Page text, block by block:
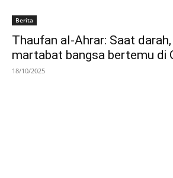
Berita
Thaufan al-Ahrar: Saat
martabat bangsa bertemu di
18/10/2025